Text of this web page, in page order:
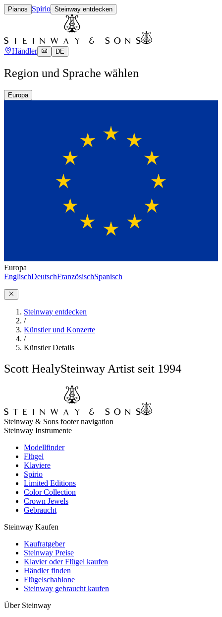
Pianos Spirio Steinway entdecken
Händler DE
Region und Sprache wählen
Europa
Europa
EnglischDeutschFranzösischSpanisch
Steinway entdecken
/
Künstler und Konzerte
/
Künstler Details
Scott HealySteinway Artist seit 1994
Steinway & Sons footer navigation
Steinway Instrumente
Modellfinder
Flügel
Klaviere
Spirio
Limited Editions
Color Collection
Crown Jewels
Gebraucht
Steinway Kaufen
Kaufratgeber
Steinway Preise
Klavier oder Flügel kaufen
Händler finden
Flügelschablone
Steinway gebraucht kaufen
Über Steinway